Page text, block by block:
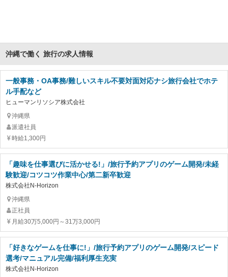
沖縄で働く 旅行の求人情報
一般事務・OA事務/難しいスキル不要対面対応ナシ旅行会社でホテ
ル手配など
ヒューマンリソシア株式会社
沖縄県
派遣社員
時給1,300円
「趣味を仕事選びに活かせる!」/旅行予約アプリのゲーム開発/未経
験歓迎/コツコツ作業中心/第二新卒歓迎
株式会社N-Horizon
沖縄県
正社員
月給30万5,000円～31万3,000円
「好きなゲームを仕事に!」/旅行予約アプリのゲーム開発/スピード
選考/マニュアル完備/福利厚生充実
株式会社N-Horizon